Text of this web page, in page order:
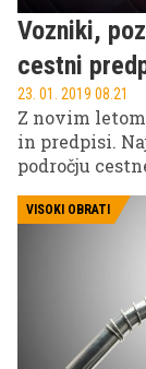
Vozniki,
cestni
23. 01. 2019 08.21
Z novim
in predpisi.
področju
osvežena
se želite
VISOKI OBRATI